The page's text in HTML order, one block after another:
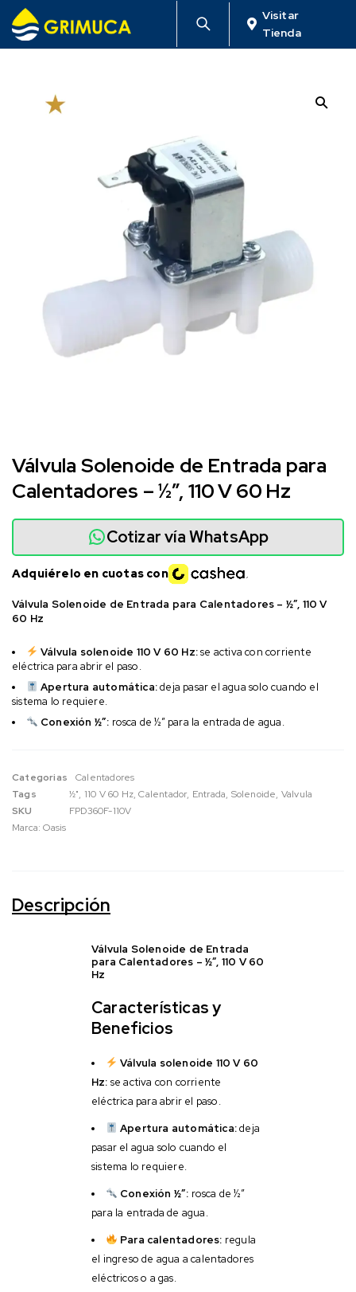
Visitar
Tienda
Válvula Solenoide de Entrada para
Calentadores – ½”, 110 V 60 Hz
Válvula Solenoide de Entrada para Calentadores – ½”, 110 V
60 Hz
Válvula solenoide 110 V 60 Hz:se activa con corriente
eléctrica para abrir el paso.
Apertura automática:deja pasar el agua solo cuando el
sistema lo requiere.
Conexión ½”: rosca de ½” para la entrada de agua.
Cotizar vía WhatsApp
Adquiérelo en cuotas con
Categorias
Calentadores
Tags
½", 110 V 60 Hz,Calentador, Entrada, Solenoide, Valvula
SKU
FPD360F-110V
Marca:Oasis
Descripción
Válvula Solenoide de Entrada
para Calentadores – ½”, 110 V 60
Hz
Características y
Beneficios
Válvula solenoide 110 V 60
Hz: se activa con corriente
eléctrica para abrir el paso.
Apertura automática:deja
pasar el agua solo cuando el
sistema lo requiere.
Conexión ½”: rosca de ½”
para la entrada de agua.
Para calentadores: regula
el ingreso de agua a calentadores
eléctricos o a gas.